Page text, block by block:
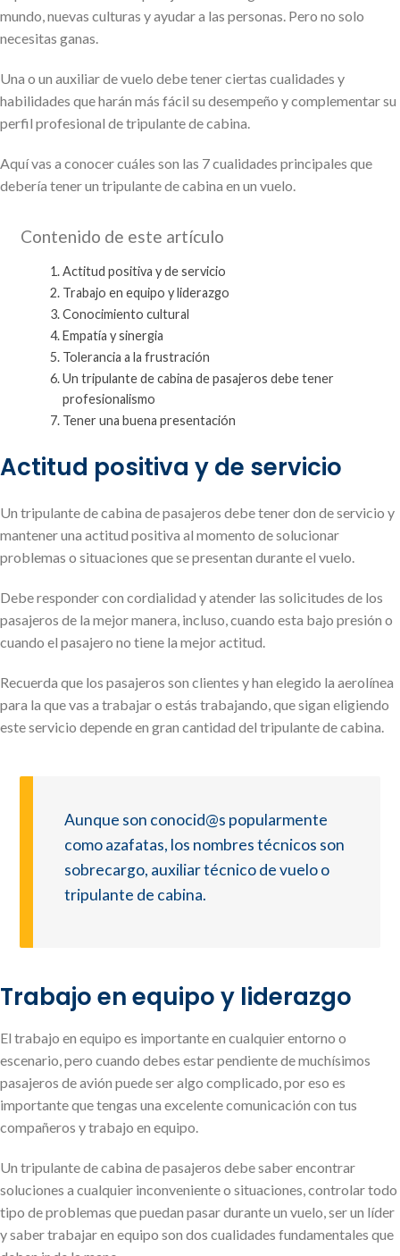
mundo, nuevas culturas y ayudar a las personas. Pero no solo
necesitas ganas.
Una o un auxiliar de vuelo debe tener ciertas cualidades y
habilidades que harán más fácil su desempeño y complementar su
perfil profesional de tripulante de cabina.
Aquí vas a conocer cuáles son las 7 cualidades principales que
debería tener un tripulante de cabina en un vuelo.
Contenido de este artículo
Actitud positiva y de servicio
Trabajo en equipo y liderazgo
Conocimiento cultural
Empatía y sinergia
Tolerancia a la frustración
Un tripulante de cabina de pasajeros debe tener
profesionalismo
Tener una buena presentación
Actitud positiva y de servicio
Un tripulante de cabina de pasajeros debe tener don de servicio y
mantener una actitud positiva al momento de solucionar
problemas o situaciones que se presentan durante el vuelo.
Debe responder con cordialidad y atender las solicitudes de los
pasajeros de la mejor manera, incluso, cuando esta bajo presión o
cuando el pasajero no tiene la mejor actitud.
Recuerda que los pasajeros son clientes y han elegido la aerolínea
para la que vas a trabajar o estás trabajando, que sigan eligiendo
este servicio depende en gran cantidad del tripulante de cabina.
Aunque son conocid@s popularmente
como azafatas, los nombres técnicos son
sobrecargo, auxiliar técnico de vuelo o
tripulante de cabina.
Trabajo en equipo y liderazgo
El trabajo en equipo es importante en cualquier entorno o
escenario, pero cuando debes estar pendiente de muchísimos
pasajeros de avión puede ser algo complicado, por eso es
importante que tengas una excelente comunicación con tus
compañeros y trabajo en equipo.
Un tripulante de cabina de pasajeros debe saber encontrar
soluciones a cualquier inconveniente o situaciones, controlar todo
tipo de problemas que puedan pasar durante un vuelo, ser un líder
y saber trabajar en equipo son dos cualidades fundamentales que